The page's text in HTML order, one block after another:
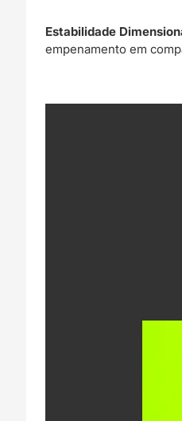
Estabilidade
empenamento em